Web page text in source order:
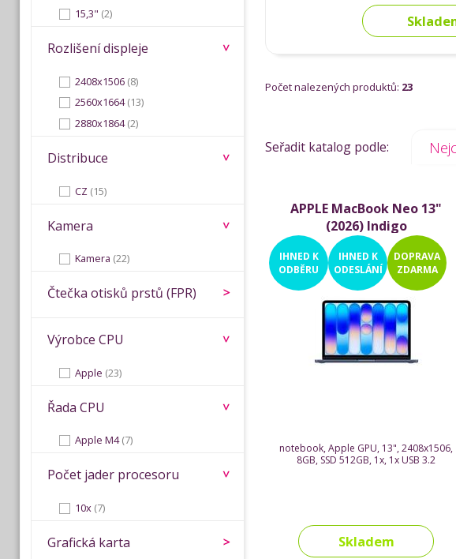
Počet nalezených produktů: 23
Seřadit katalog podle:
APPLE MacBook Neo 13"
(2026) Indigo
notebook, Apple GPU, 13", 2408x1506,
8GB, SSD 512GB, 1x, 1x USB 3.2
IHNED K
ODBĚRU
IHNED K
ODESLÁNÍ
DOPRAVA
ZDARMA
Skladem
15,3" (2)
Rozlišení displeje
2408x1506 (8)
2560x1664(13)
2880x1864(2)
Distribuce
CZ (15)
Kamera
Kamera (22)
Čtečka otisků prstů (FPR)
Výrobce CPU
Apple (23)
Řada CPU
Apple M4(7)
Počet jader procesoru
10x (7)
Grafická karta